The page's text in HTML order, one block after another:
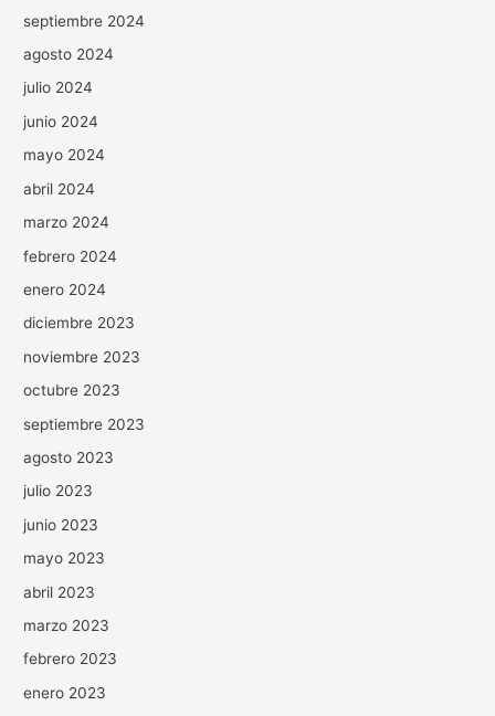
septiembre 2024
agosto 2024
julio 2024
junio 2024
mayo 2024
abril 2024
marzo 2024
febrero 2024
enero 2024
diciembre 2023
noviembre 2023
octubre 2023
septiembre 2023
agosto 2023
julio 2023
junio 2023
mayo 2023
abril 2023
marzo 2023
febrero 2023
enero 2023